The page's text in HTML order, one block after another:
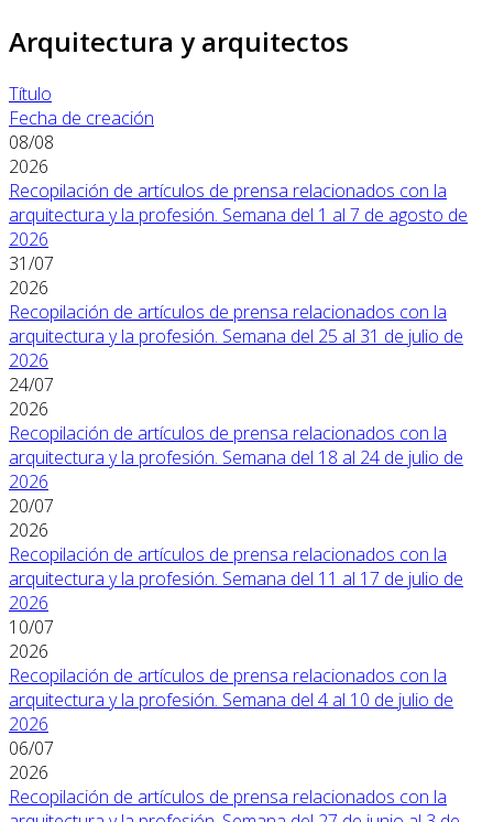
Arquitectura y arquitectos
Título
Fecha de creación
08/08
2026
Recopilación de artículos de prensa relacionados con la
arquitectura y la profesión. Semana del 1 al 7 de agosto de
2026
31/07
2026
Recopilación de artículos de prensa relacionados con la
arquitectura y la profesión. Semana del 25 al 31 de julio de
2026
24/07
2026
Recopilación de artículos de prensa relacionados con la
arquitectura y la profesión. Semana del 18 al 24 de julio de
2026
20/07
2026
Recopilación de artículos de prensa relacionados con la
arquitectura y la profesión. Semana del 11 al 17 de julio de
2026
10/07
2026
Recopilación de artículos de prensa relacionados con la
arquitectura y la profesión. Semana del 4 al 10 de julio de
2026
06/07
2026
Recopilación de artículos de prensa relacionados con la